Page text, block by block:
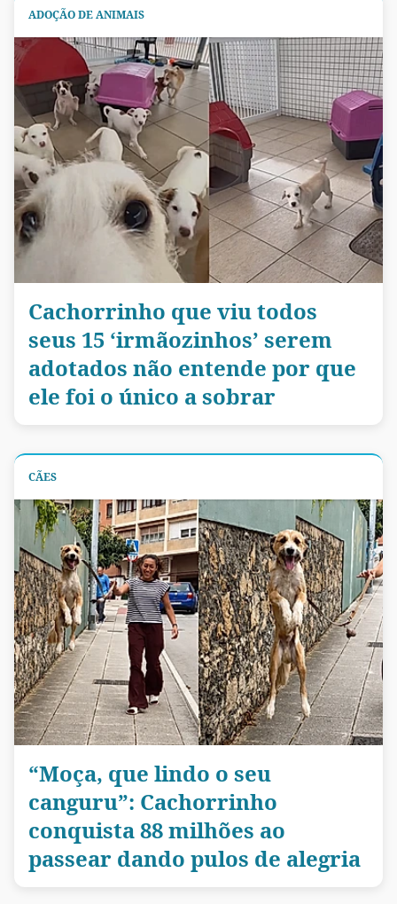
ADOÇÃO DE ANIMAIS
Cachorrinho que viu todos
seus 15 ‘irmãozinhos’ serem
adotados não entende por que
ele foi o único a sobrar
CÃES
“Moça, que lindo o seu
canguru”: Cachorrinho
conquista 88 milhões ao
passear dando pulos de alegria